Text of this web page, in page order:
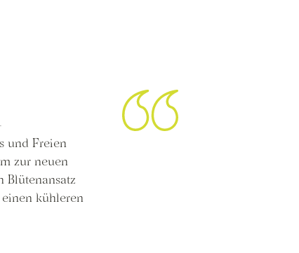
und Freien
zur neuen
Blütenansatz
kühleren